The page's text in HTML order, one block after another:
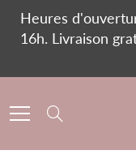
Content
Heures
16h. Livraison